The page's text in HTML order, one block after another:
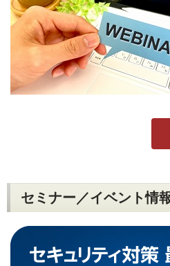
セミナー／イベント情